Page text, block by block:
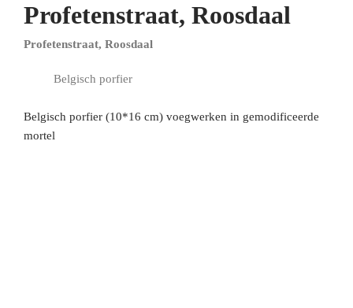
Profetenstraat, Roosdaal
Profetenstraat, Roosdaal
Belgisch porfier
Belgisch porfier (10*16 cm) voegwerken in gemodificeerde
mortel